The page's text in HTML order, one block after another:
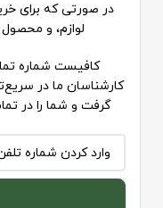
در صورتی که برای
لوازم، و
کافیست شماره
کارشناسان ما در
گرفت و شما را در